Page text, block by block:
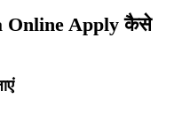
Online Apply कैसे